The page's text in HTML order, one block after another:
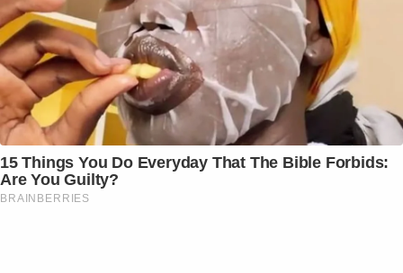
15 Things You Do Everyday That The Bible Forbids:
Are You Guilty?
BRAINBERRIES